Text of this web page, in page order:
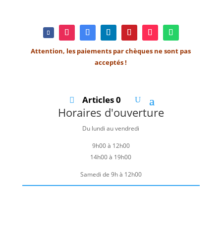
Attention, les paiements par chèques ne sont pas
acceptés !
Articles 0
Horaires d'ouverture
Du lundi au vendredi
9h00 à 12h00
14h00 à 19h00
Samedi de 9h à 12h00